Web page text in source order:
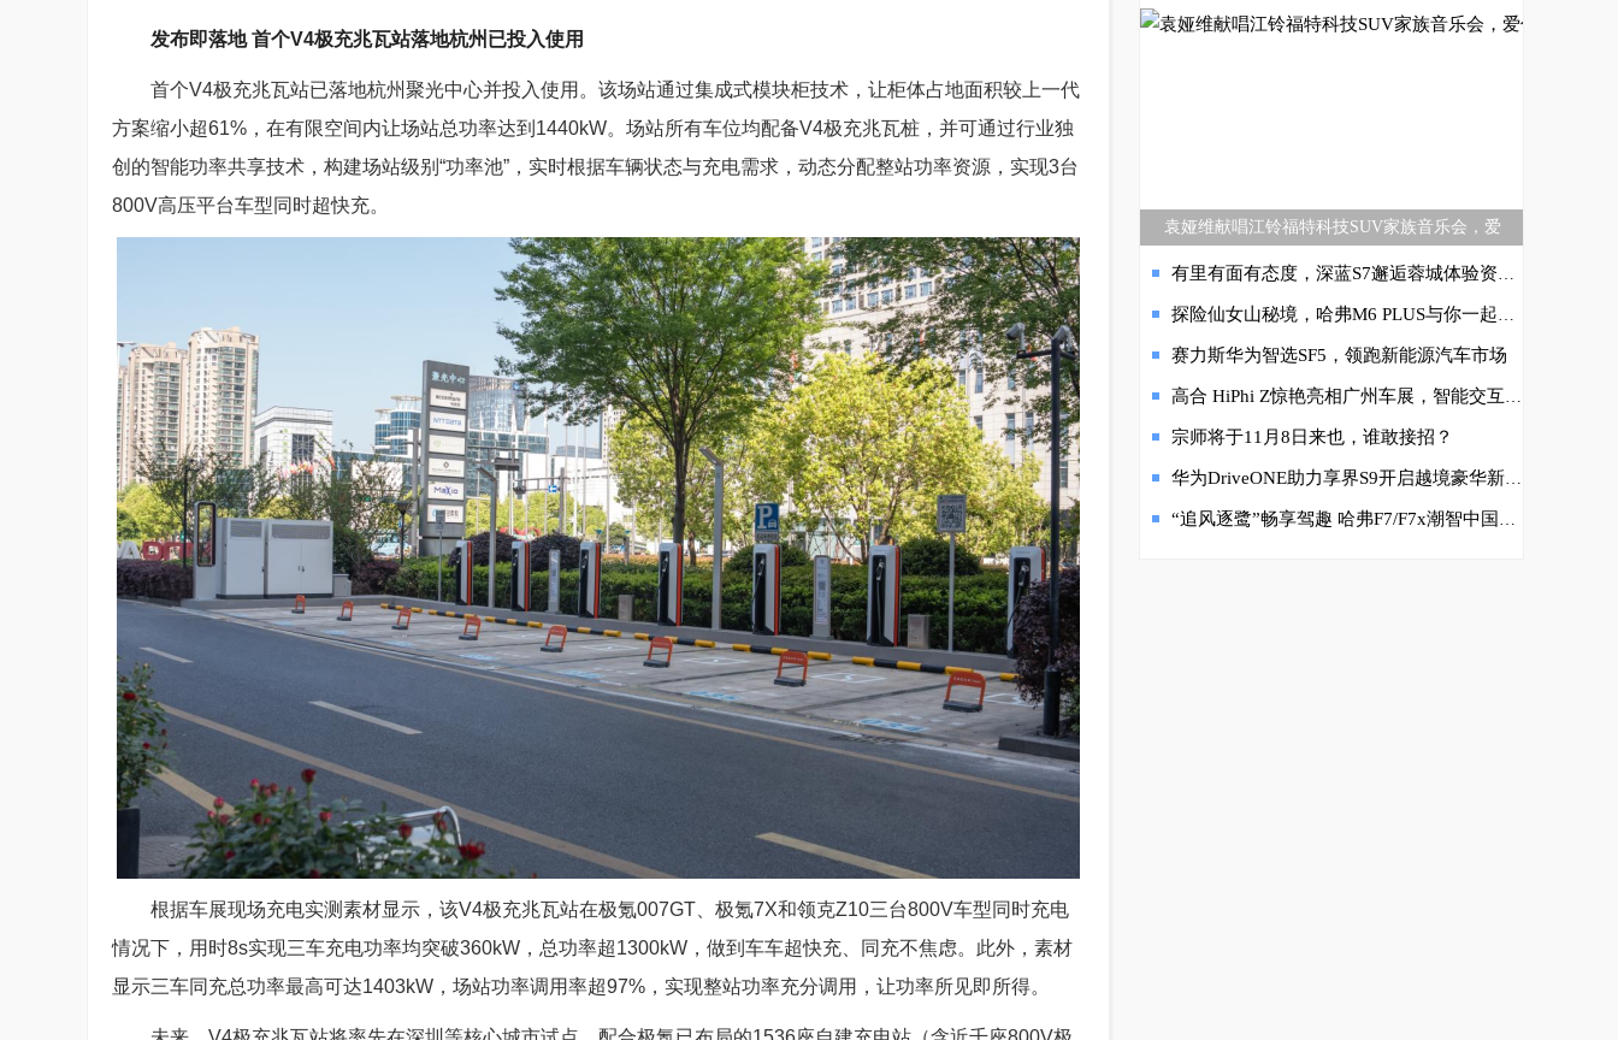
发布即落地 首个V4极充兆瓦站落地杭州已投入使用
首个V4极充兆瓦站已落地杭州聚光中心并投入使用。该场站通过集成式模块柜技术，让柜体占地面积较上一代
方案缩小超61%，在有限空间内让场站总功率达到1440kW。场站所有车位均配备V4极充兆瓦桩，并可通过行业独
创的智能功率共享技术，构建场站级别“功率池”，实时根据车辆状态与充电需求，动态分配整站功率资源，实现3台
800V高压平台车型同时超快充。
根据车展现场充电实测素材显示，该V4极充兆瓦站在极氪007GT、极氪7X和领克Z10三台800V车型同时充电
情况下，用时8s实现三车充电功率均突破360kW，总功率超1300kW，做到车车超快充、同充不焦虑。此外，素材
显示三车同充总功率最高可达1403kW，场站功率调用率超97%，实现整站功率充分调用，让功率所见即所得。
袁娅维献唱江铃福特科技SUV家族音乐会，爱
有里有面有态度，深蓝S7邂逅蓉城体验资格生活
探险仙女山秘境，哈弗M6 PLUS与你一起开启幸福春日之行
赛力斯华为智选SF5，领跑新能源汽车市场
高合 HiPhi Z惊艳亮相广州车展，智能交互生动勾画未来出行
宗师将于11月8日来也，谁敢接招？
华为DriveONE助力享界S9开启越境豪华新体验
“追风逐鹭”畅享驾趣 哈弗F7/F7x潮智中国行活动启程